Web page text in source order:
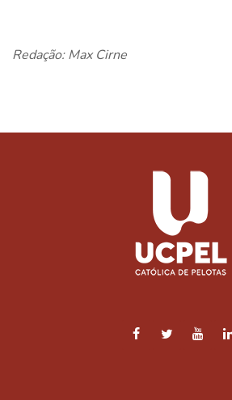
Redação: Max Cirne